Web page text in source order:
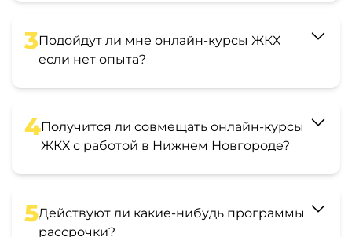
3Подойдут ли мне онлайн-курсы ЖКХ
если нет опыта?
4Получится ли совмещать онлайн-курсы
ЖКХ с работой в Нижнем Новгороде?
5Действуют ли какие-нибудь программы
рассрочки?